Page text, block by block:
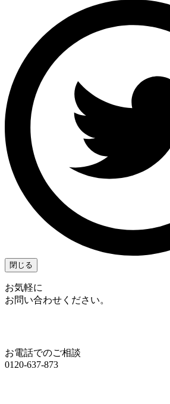
閉じる
お気軽に
お問い合わせください。
お電話でのご相談
0120-637-873